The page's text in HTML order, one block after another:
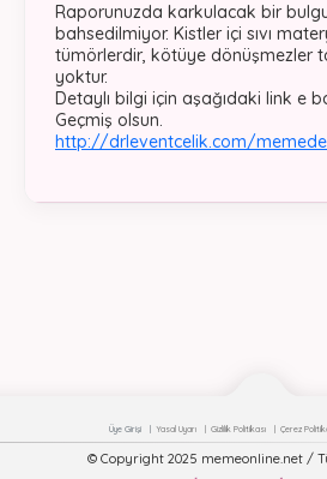
Raporunuzda karkulacak bir
bahsedilmiyor. Kistler içi sıvı
tümörlerdir, kötüye dönüşmezler
yoktur.
Detaylı bilgi için aşağıdaki link e
Geçmiş olsun.
http://drleventcelik.com/
Üye Girişi Yasal Uyarı Gizlilik Politikası Çerez
© Copyright 2025 memeonline.net /